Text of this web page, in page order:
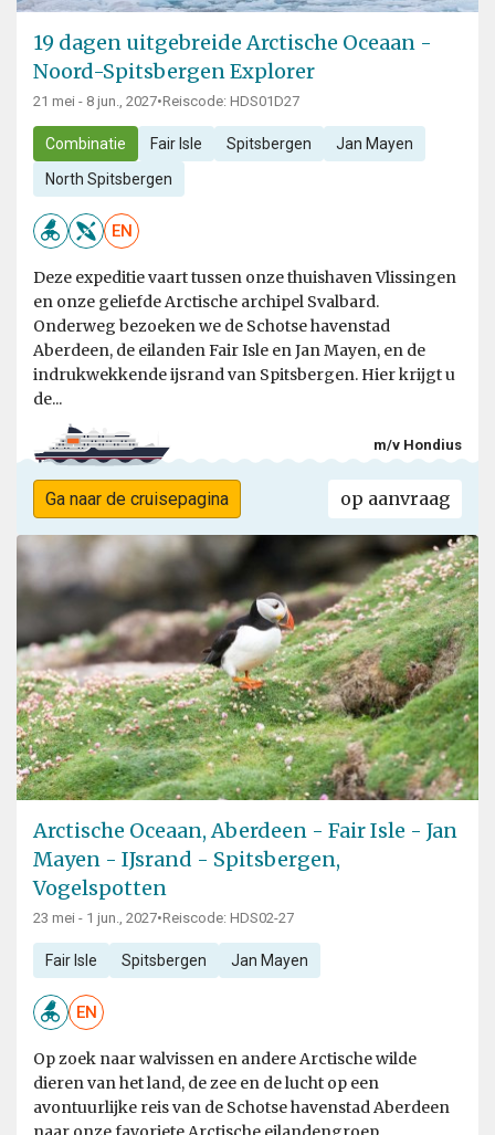
19 dagen uitgebreide Arctische Oceaan -
Noord-Spitsbergen Explorer
21 mei - 8 jun., 2027•Reiscode: HDS01D27
Combinatie Fair Isle Spitsbergen Jan Mayen
North Spitsbergen
EN
Deze expeditie vaart tussen onze thuishaven Vlissingen
en onze geliefde Arctische archipel Svalbard.
Onderweg bezoeken we de Schotse havenstad
Aberdeen, de eilanden Fair Isle en Jan Mayen, en de
indrukwekkende ijsrand van Spitsbergen. Hier krijgt u
de...
m/v Hondius
Ga naar de cruisepagina op aanvraag
Arctische Oceaan, Aberdeen - Fair Isle - Jan
Mayen - IJsrand - Spitsbergen,
Vogelspotten
23 mei - 1 jun., 2027•Reiscode: HDS02-27
Fair Isle Spitsbergen Jan Mayen
EN
Op zoek naar walvissen en andere Arctische wilde
dieren van het land, de zee en de lucht op een
avontuurlijke reis van de Schotse havenstad Aberdeen